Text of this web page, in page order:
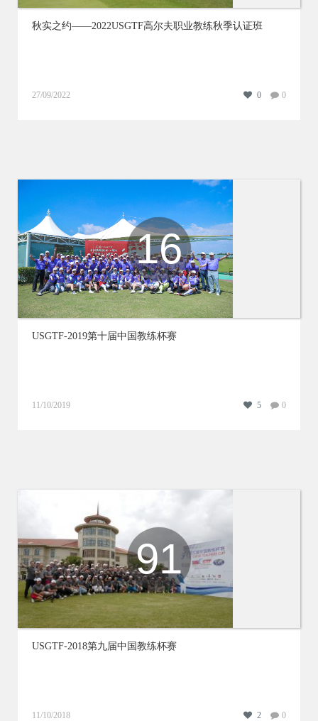
秋实之约——2022USGTF高尔夫职业教练秋季认证班
27/09/2022 0 0
16
USGTF-2019第十届中国教练杯赛
11/10/2019 5 0
91
USGTF-2018第九届中国教练杯赛
11/10/2018 2 0